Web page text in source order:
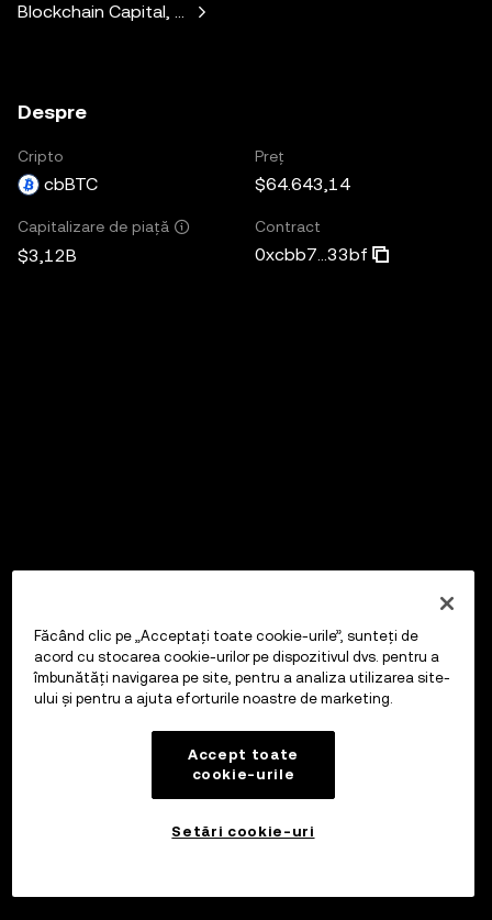
Blockchain Capital, Standard Crypto, Blockchain.com
Despre
Cripto
cbBTC
Preț
$64.643,14
Capitalizare de piață
$3,12B
Contract
0xcbb7...33bf
Făcând clic pe „Acceptați toate cookie-urile”, sunteți de
acord cu stocarea cookie-urilor pe dispozitivul dvs. pentru a
îmbunătăți navigarea pe site, pentru a analiza utilizarea site-
ului și pentru a ajuta eforturile noastre de marketing.
Accept toate
cookie-urile
Setări cookie-uri